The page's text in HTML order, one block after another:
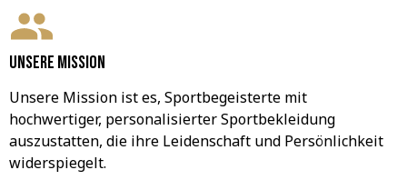
Unsere Mission
Unsere Mission ist es, Sportbegeisterte mit
hochwertiger, personalisierter Sportbekleidung
auszustatten, die ihre Leidenschaft und Persönlichkeit
widerspiegelt.